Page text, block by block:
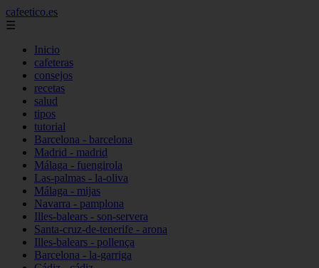
cafeetico.es
☰
Inicio
cafeteras
consejos
recetas
salud
tipos
tutorial
Barcelona - barcelona
Madrid - madrid
Málaga - fuengirola
Las-palmas - la-oliva
Málaga - mijas
Navarra - pamplona
Illes-balears - son-servera
Santa-cruz-de-tenerife - arona
Illes-balears - pollença
Barcelona - la-garriga